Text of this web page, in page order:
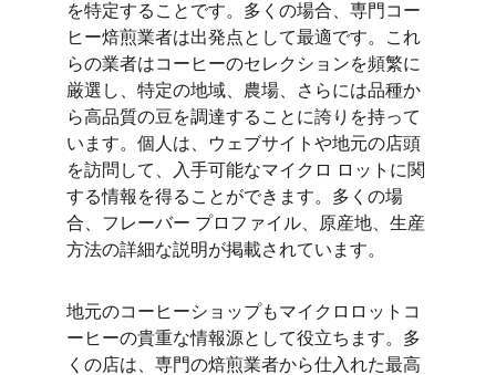
を特定することです。多くの場合、専門コー
ヒー焙煎業者は出発点として最適です。これ
らの業者はコーヒーのセレクションを頻繁に
厳選し、特定の地域、農場、さらには品種か
ら高品質の豆を調達することに誇りを持って
います。個人は、ウェブサイトや地元の店頭
を訪問して、入手可能なマイクロ ロットに関
する情報を得ることができます。多くの場
合、フレーバー プロファイル、原産地、生産
方法の詳細な説明が掲載されています。
地元のコーヒーショップもマイクロロットコ
ーヒーの貴重な情報源として役立ちます。多
くの店は、専門の焙煎業者から仕入れた最高